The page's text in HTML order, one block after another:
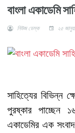
বাংলা একাডেমি
নিউজ ডেস্ক ২৫
সাহিত্যের বিভিন্ন
পুরষ্কার পাচ্ছেন
একাডেমির এক